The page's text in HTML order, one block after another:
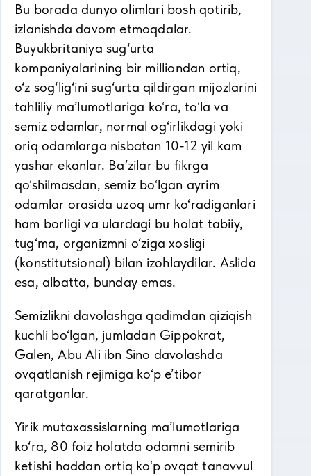
Bu borada dunyo olimlari bosh qotirib,
izlanishda davom etmoqdalar.
Buyukbritaniya sug‘urta
kompaniyalarining bir milliondan ortiq,
o‘z sog‘lig‘ini sug‘urta qildirgan mijozlarini
tahliliy ma’lumotlariga ko‘ra, to‘la va
semiz odamlar, normal og‘irlikdagi yoki
oriq odamlarga nisbatan 10-12 yil kam
yashar ekanlar. Ba’zilar bu fikrga
qo‘shilmasdan, semiz bo‘lgan ayrim
odamlar orasida uzoq umr ko‘radiganlari
ham borligi va ulardagi bu holat tabiiy,
tug‘ma, organizmni o‘ziga xosligi
(konstitutsional) bilan izohlaydilar. Aslida
esa, albatta, bunday emas.
Semizlikni davolashga qadimdan qiziqish
kuchli bo‘lgan, jumladan Gippokrat,
Galen, Abu Ali ibn Sino davolashda
ovqatlanish rejimiga ko‘p e’tibor
qaratganlar.
Yirik mutaxassislarning ma’lumotlariga
ko‘ra, 80 foiz holatda odamni semirib
ketishi haddan ortiq ko‘p ovqat tanavvul